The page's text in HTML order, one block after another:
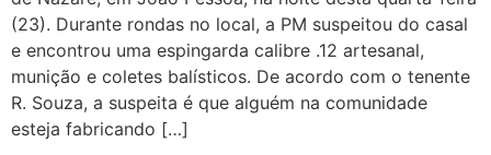
(23). Durante rondas no local, a PM suspeitou do casal
e encontrou uma espingarda calibre .12 artesanal,
munição e coletes balísticos. De acordo com o tenente
R. Souza, a suspeita é que alguém na comunidade
esteja fabricando […]